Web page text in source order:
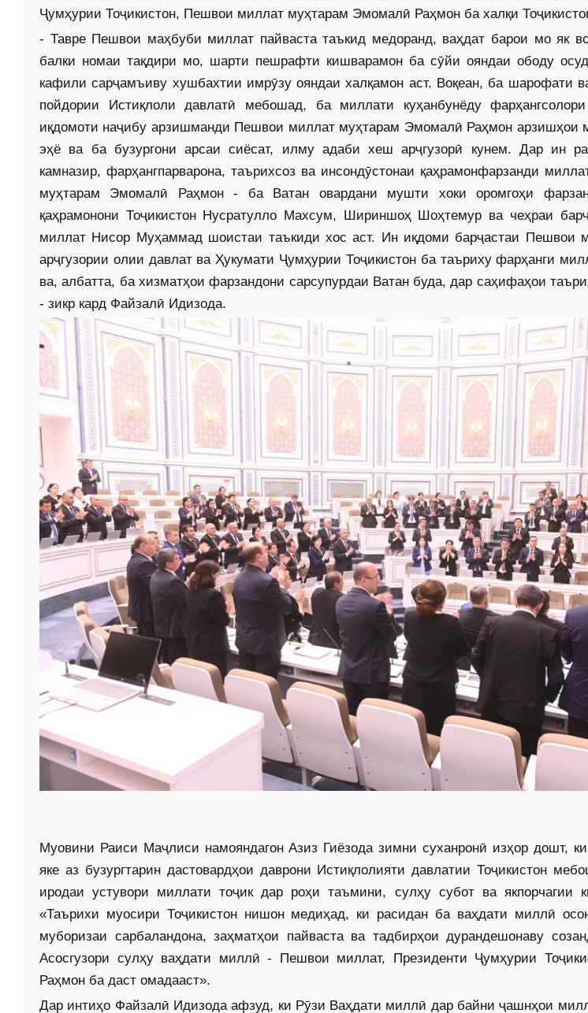
Ҷумҳурии Тоҷикистон, Пешвои миллат муҳтарам Эмомалӣ Раҳмон ба халқи
- Тавре Пешвои маҳбуби миллат пайваста таъкид медоранд, ваҳдат барои мо як
балки номаи тақдири мо, шарти пешрафти кишварамон ба сӯйи ояндаи ободу
кафили сарҷамъиву хушбахтии имрӯзу ояндаи халқамон аст. Воқеан, ба шарофати
пойдории Истиқлоли давлатӣ мебошад, ба миллати куҳанбунёду
иқдомоти наҷибу арзишманди Пешвои миллат муҳтарам Эмомалӣ Раҳмон арзишҳои
эҳё ва ба бузургони арсаи сиёсат, илму адаби хеш арҷгузорӣ кунем. Дар ин
камназир, фарҳанг­парварона, таърихсоз ва инсондӯстонаи қаҳрамонфарзанди
муҳтарам Эмомалӣ ­Раҳмон - ба Ватан овардани мушти хоки оромгоҳи
қаҳрамонони Тоҷикистон Нусратулло Махсум, Шириншоҳ Шоҳтемур ва чеҳраи
миллат Нисор Муҳаммад шоистаи таъкиди хос аст. Ин иқдоми барҷастаи Пешвои
арҷгузории олии давлат ва Ҳукумати Ҷумҳурии Тоҷикистон ба таъриху фарҳанги
ва, албатта, ба хизматҳои фарзандони сарсупурдаи Ватан буда, дар саҳифаҳои
- зикр кард Файзалӣ Идизода.
Муовини Раиси Маҷлиси намояндагон Азиз Гиёзода зимни суханронӣ изҳор дошт,
яке аз бузургтарин дастовардҳои даврони Истиқлолияти давлатии Тоҷикистон
иродаи устувори миллати тоҷик дар роҳи таъмини, сулҳу субот ва якпорчагии
«Таърихи муосири Тоҷикистон нишон медиҳад, ки расидан ба ваҳдати миллӣ
муборизаи сарбаландона, заҳматҳои пайваста ва тадбирҳои дурандешонаву
Асосгузори сулҳу ваҳдати миллӣ - Пешвои миллат, Президенти Ҷумҳурии
Раҳмон ба даст омадааст».
Дар интиҳо Файзалӣ Идизода афзуд, ки Рӯзи Ваҳдати миллӣ дар байни ҷашнҳои